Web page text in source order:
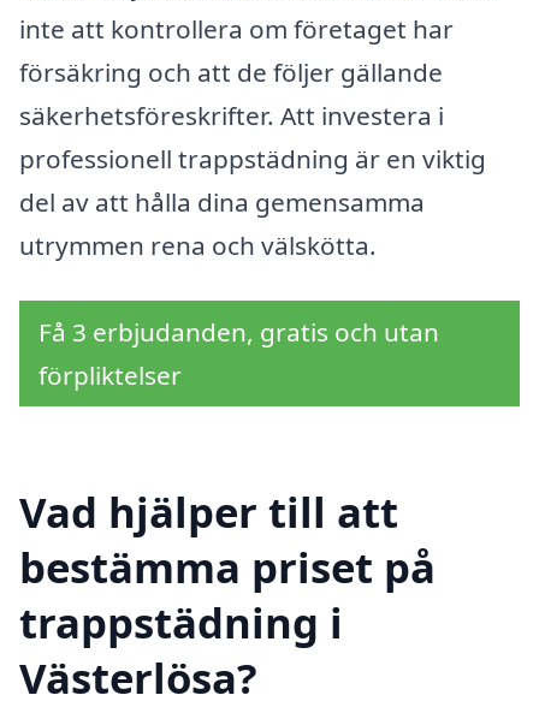
inte att kontrollera om företaget har
försäkring och att de följer gällande
säkerhetsföreskrifter. Att investera i
professionell trappstädning är en viktig
del av att hålla dina gemensamma
utrymmen rena och välskötta.
Få 3 erbjudanden, gratis och utan
förpliktelser
Vad hjälper till att
bestämma priset på
trappstädning i
Västerlösa?